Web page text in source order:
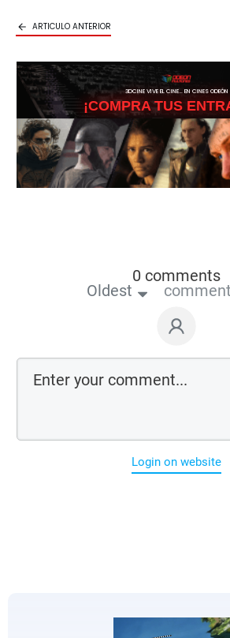
ARTICULO ANTERIOR
3DCINE VIVE EL CINE… EN CINES ODEÓN
¡COMPRA TUS
0 comments
Oldest
Login on website